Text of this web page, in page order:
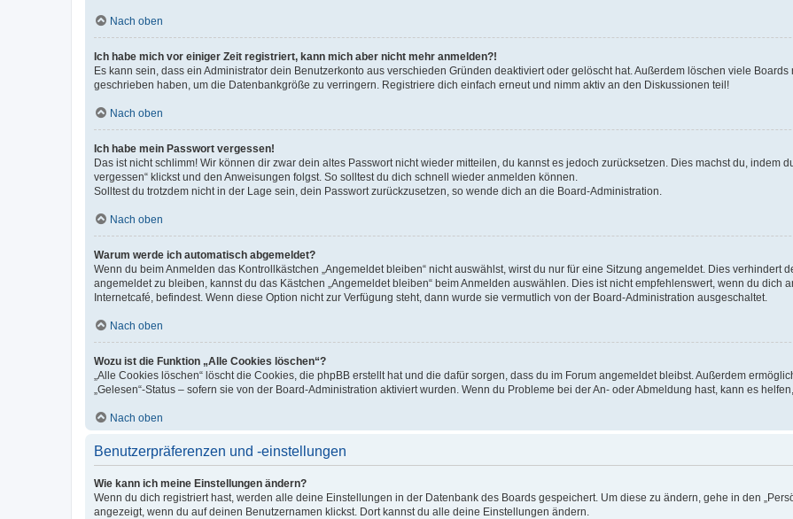
Nach oben
Ich habe mich vor einiger Zeit registriert, kann mich aber nicht mehr anmelden?!
Es kann sein, dass ein Administrator dein Benutzerkonto aus verschieden Gründen deaktiviert oder gelöscht hat. Außerdem löschen viele
geschrieben haben, um die Datenbankgröße zu verringern. Registriere dich einfach erneut und nimm aktiv an den Diskussionen teil!
Nach oben
Ich habe mein Passwort vergessen!
Das ist nicht schlimm! Wir können dir zwar dein altes Passwort nicht wieder mitteilen, du kannst es jedoch zurücksetzen. Dies machst du, indem
vergessen“ klickst und den Anweisungen folgst. So solltest du dich schnell wieder anmelden können.
Solltest du trotzdem nicht in der Lage sein, dein Passwort zurückzusetzen, so wende dich an die Board-Administration.
Nach oben
Warum werde ich automatisch abgemeldet?
Wenn du beim Anmelden das Kontrollkästchen „Angemeldet bleiben“ nicht auswählst, wirst du nur für eine Sitzung angemeldet. Dies verhindert
angemeldet zu bleiben, kannst du das Kästchen „Angemeldet bleiben“ beim Anmelden auswählen. Dies ist nicht empfehlenswert, wenn du dich
Internetcafé, befindest. Wenn diese Option nicht zur Verfügung steht, dann wurde sie vermutlich von der Board-Administration ausgeschaltet.
Nach oben
Wozu ist die Funktion „Alle Cookies löschen“?
„Alle Cookies löschen“ löscht die Cookies, die phpBB erstellt hat und die dafür sorgen, dass du im Forum angemeldet bleibst. Außerdem
„Gelesen“-Status – sofern sie von der Board-Administration aktiviert wurden. Wenn du Probleme bei der An- oder Abmeldung hast, kann es
Nach oben
Benutzerpräferenzen und -einstellungen
Wie kann ich meine Einstellungen ändern?
Wenn du dich registriert hast, werden alle deine Einstellungen in der Datenbank des Boards gespeichert. Um diese zu ändern, gehe in den
angezeigt, wenn du auf deinen Benutzernamen klickst. Dort kannst du alle deine Einstellungen ändern.